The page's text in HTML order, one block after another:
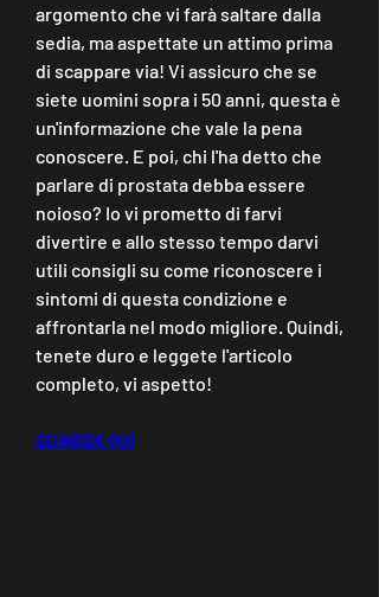
argomento che vi farà saltare dalla
sedia, ma aspettate un attimo prima
di scappare via! Vi assicuro che se
siete uomini sopra i 50 anni, questa è
un'informazione che vale la pena
conoscere. E poi, chi l'ha detto che
parlare di prostata debba essere
noioso? Io vi prometto di farvi
divertire e allo stesso tempo darvi
utili consigli su come riconoscere i
sintomi di questa condizione e
affrontarla nel modo migliore. Quindi,
tenete duro e leggete l'articolo
completo, vi aspetto!
GUARDA QUI